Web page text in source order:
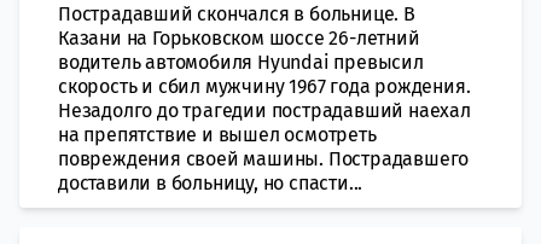
Пострадавший скончался в больнице. В
Казани на Горьковском шоссе 26-летний
водитель автомобиля Hyundai превысил
скорость и сбил мужчину 1967 года рождения.
Незадолго до трагедии пострадавший наехал
на препятствие и вышел осмотреть
повреждения своей машины. Пострадавшего
доставили в больницу, но спасти...